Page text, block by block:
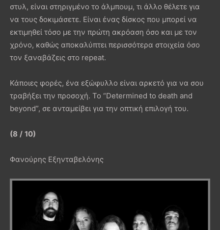
στυλ, είναι στηριγμένο το άλμπουμ, τι άλλο θέλετε για
να τους δοκιμάσετε. Είναι ένας δίσκος που μπορεί να
εκτιμηθεί τόσο με την πρώτη ακρόαση όσο και με τον
χρόνο, καθώς αποκαλύπτει περισσότερα στοιχεία όσο
τον ξαναβάζεις στο repeat.
Κάποιες φορές, ένα εξώφυλλο είναι αρκετό για να σου
τραβήξει την προσοχή. Το “Determined to death and
beyond”, σε ανταμείβει για την οπτική επιλογή του.
(8 / 10)
Φανούρης Εξηνταβελόνης